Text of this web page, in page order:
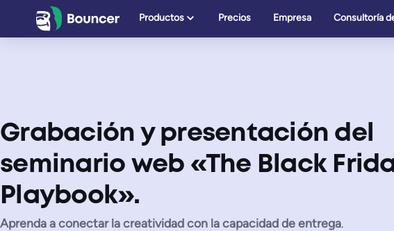
Productos Precios Empresa Consultoría
Grabación y presentación del
seminario web «The Black
Playbook».
Aprenda a conectar la creatividad con la capacidad de entrega.